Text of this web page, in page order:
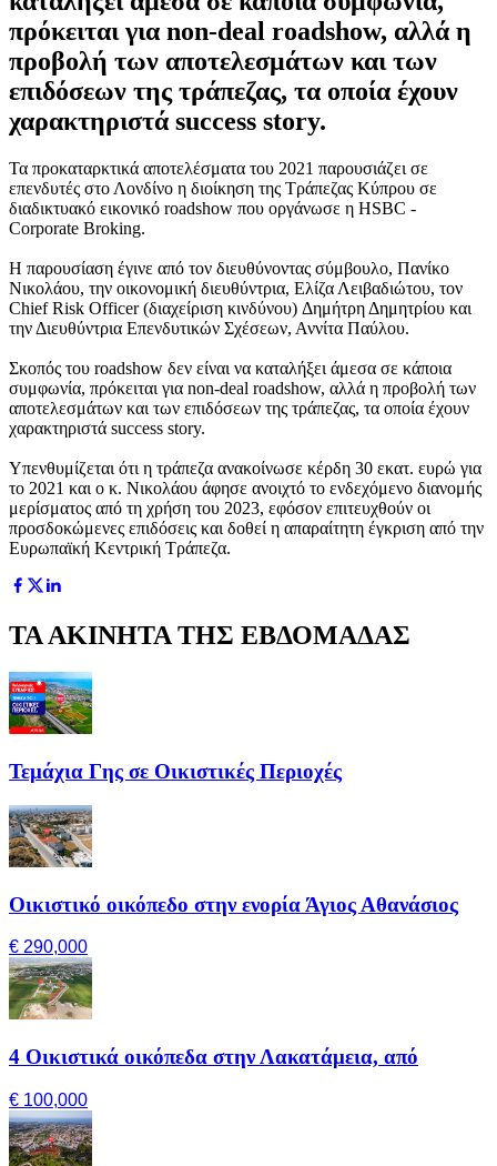
πρόκειται για non-deal roadshow, αλλά η
προβολή των αποτελεσμάτων και των
επιδόσεων της τράπεζας, τα οποία έχουν
χαρακτηριστά success story.
Τα προκαταρκτικά αποτελέσματα του 2021 παρουσιάζει σε
επενδυτές στο Λονδίνο η διοίκηση της Τράπεζας Κύπρου σε
διαδικτυακό εικονικό roadshow που οργάνωσε η HSBC -
Corporate Broking.
Η παρουσίαση έγινε από τον διευθύνοντας σύμβουλο, Πανίκο
Νικολάου, την οικονομική διευθύντρια, Ελίζα Λειβαδιώτου, τον
Chief Risk Officer (διαχείριση κινδύνου) Δημήτρη Δημητρίου και
την Διευθύντρια Επενδυτικών Σχέσεων, Αννίτα Παύλου.
Σκοπός του roadshow δεν είναι να καταλήξει άμεσα σε κάποια
συμφωνία, πρόκειται για non-deal roadshow, αλλά η προβολή των
αποτελεσμάτων και των επιδόσεων της τράπεζας, τα οποία έχουν
χαρακτηριστά success story.
Υπενθυμίζεται ότι η τράπεζα ανακοίνωσε κέρδη 30 εκατ. ευρώ για
το 2021 και ο κ. Νικολάου άφησε ανοιχτό το ενδεχόμενο διανομής
μερίσματος από τη χρήση του 2023, εφόσον επιτευχθούν οι
προσδοκώμενες επιδόσεις και δοθεί η απαραίτητη έγκριση από την
Ευρωπαϊκή Κεντρική Τράπεζα.
ΤΑ ΑΚΙΝΗΤΑ ΤΗΣ ΕΒΔΟΜΑΔΑΣ
Τεμάχια Γης σε Οικιστικές Περιοχές
Οικιστικό οικόπεδο στην ενορία Άγιος Αθανάσιος
€ 290,000
4 Οικιστικά οικόπεδα στην Λακατάμεια, από
€ 100,000